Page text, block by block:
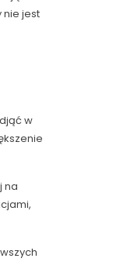
nie jest
w
na